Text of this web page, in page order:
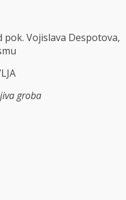
Vojislava Despotova,
groba